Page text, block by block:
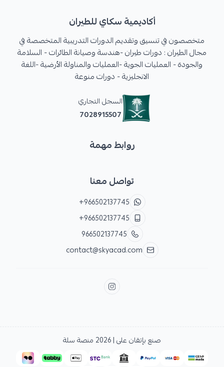
أكاديمية سكاي للطيران
متخصصون في تنسيق وتقديم الدورات التدريبية المتخصصة في
مجال الطيران : دورات طيران -هندسة وصيانة الطائرات - السلامة
والجودة - العمليات الجوية -العمليات والمناولة الأرضية -اللغة
الانجليزية - دورات منوعة
السجل التجاري
7028915507
روابط مهمة
تواصل معنا
+966502137745
+966502137745
966502137745
contact@skyacad.com
صنع بإتقان على | 2026 منصة سلة